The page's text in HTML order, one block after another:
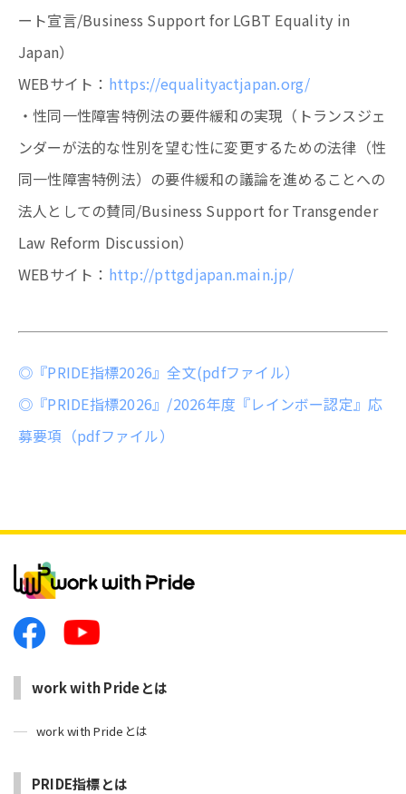
ート宣言/Business Support for LGBT Equality in
Japan）
WEBサイト： https://equalityactjapan.org/
・性同一性障害特例法の要件緩和の実現（トランスジェ
ンダーが法的な性別を望む性に変更するための法律（性
同一性障害特例法）の要件緩和の議論を進めることへの
法人としての賛同/Business Support for Transgender
Law Reform Discussion）
WEBサイト： http://pttgdjapan.main.jp/
◎『PRIDE指標2026』全文(pdfファイル）
◎『PRIDE指標2026』/2026年度『レインボー認定』応
募要項（pdfファイル）
work with Prideとは
work with Prideとは
PRIDE指標とは